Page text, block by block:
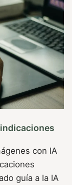
con IA
guía a la IA